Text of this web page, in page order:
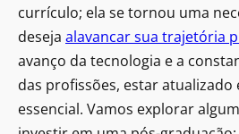
currículo; ela se tornou uma
deseja alavancar sua trajetória
avanço da tecnologia e a
das profissões, estar atualizado
essencial. Vamos explorar